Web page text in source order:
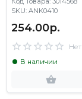
SKU: ANK0410
254.00р.
В наличии